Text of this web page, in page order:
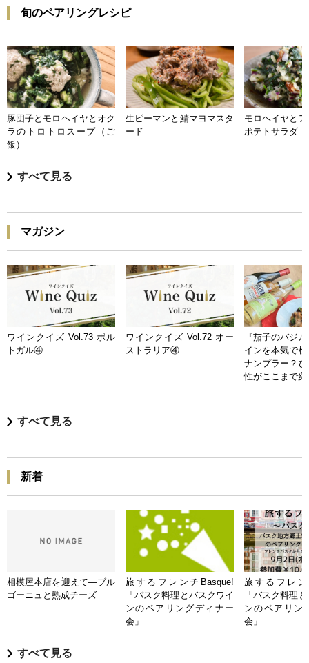
旬のペアリングレシピ
豚団子とモロヘイヤとオク
ラのトロトロスープ（ご
飯）
生ピーマンと鯖マヨマスタ
ード
モロヘイヤと
ポテトサラダ
すべて見る
マガジン
ワインクイズ Vol.73 ポル
トガル④
ワインクイズ Vol.72 オー
ストラリア④
『茄子のバジ
インを本気で
ナンプラー？
性がここまで
すべて見る
新着
相模屋本店を迎えて―ブル
ゴーニュと熟成チーズ
旅するフレンチBasque!
「バスク料理とバスクワイ
ンのペアリングディナー
会」
旅するフレン
「バスク料理
ンのペアリン
会」
すべて見る